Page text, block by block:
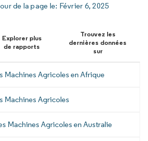
de la page le: Février 6, 2025
Explorer plus
de rapports
Trouvez les
dernières données
sur
Machines Agricoles en Afrique
Machines Agricoles
Machines Agricoles en Australie